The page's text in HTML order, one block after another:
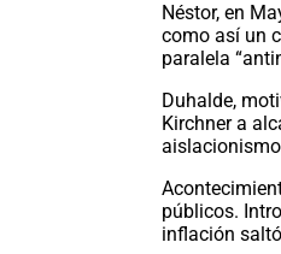
Néstor, en
como así un
paralela
Duhalde,
Kirchner a
públicos.
inflación